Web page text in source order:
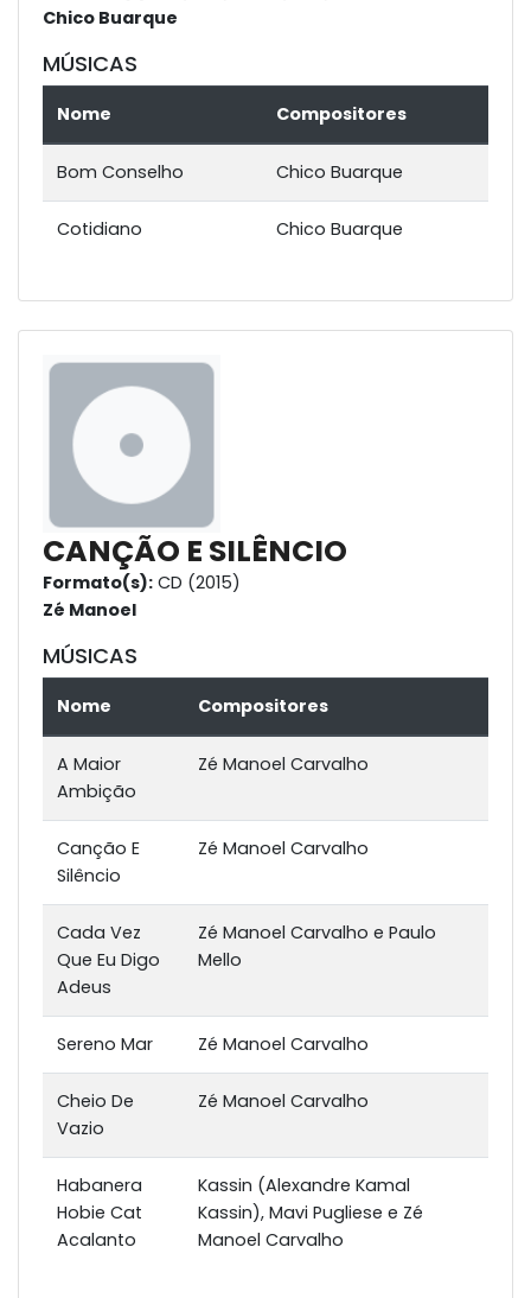
Chico Buarque
MÚSICAS
Nome Compositores
Bom Conselho Chico Buarque
Cotidiano Chico Buarque
CANÇÃO E SILÊNCIO
Formato(s): CD (2015)
Zé Manoel
MÚSICAS
Nome Compositores
A Maior
Ambição
Zé Manoel Carvalho
Canção E
Silêncio
Zé Manoel Carvalho
Cada Vez
Que Eu Digo
Adeus
Zé Manoel Carvalho e Paulo
Mello
Sereno Mar Zé Manoel Carvalho
Cheio De
Vazio
Zé Manoel Carvalho
Habanera
Hobie Cat
Acalanto
Kassin (Alexandre Kamal
Kassin), Mavi Pugliese e Zé
Manoel Carvalho